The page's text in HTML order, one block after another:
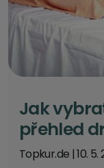
Jak
přehled
Topkur.de |10. 5.